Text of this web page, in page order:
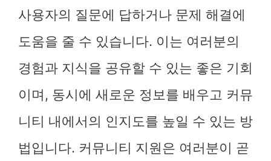
사용자의 질문에 답하거나 문제 해결에
도움을 줄 수 있습니다. 이는 여러분의
경험과 지식을 공유할 수 있는 좋은 기회
이며, 동시에 새로운 정보를 배우고 커뮤
니티 내에서의 인지도를 높일 수 있는 방
법입니다. 커뮤니티 지원은 여러분이 곧